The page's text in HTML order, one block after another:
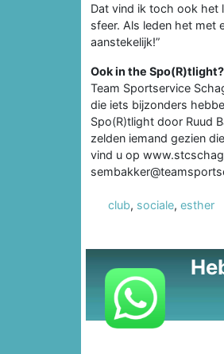
Dat vind ik toch ook het
sfeer. Als leden het met
aanstekelijk!”
Ook in the Spo(R)tlight?
Team Sportservice
die iets bijzonders
Spo(R)tlight door Ruud
zelden iemand gezien
vind u op
club, sociale, esther